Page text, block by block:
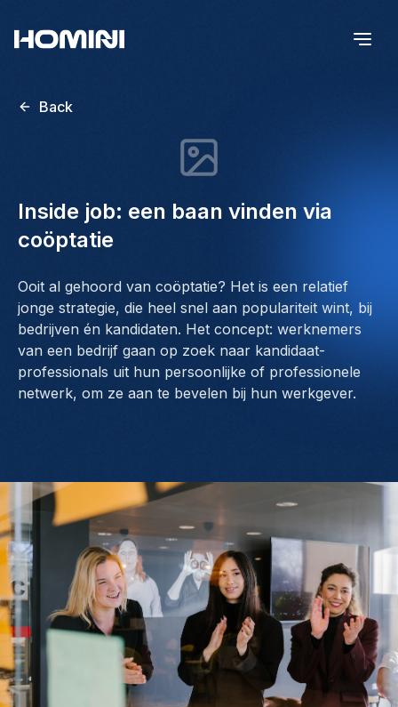
Back
Inside job: een baan vinden via
coöptatie
Ooit al gehoord van coöptatie? Het is een relatief
jonge strategie, die heel snel aan populariteit wint, bij
bedrijven én kandidaten. Het concept: werknemers
van een bedrijf gaan op zoek naar kandidaat-
professionals uit hun persoonlijke of professionele
netwerk, om ze aan te bevelen bij hun werkgever.